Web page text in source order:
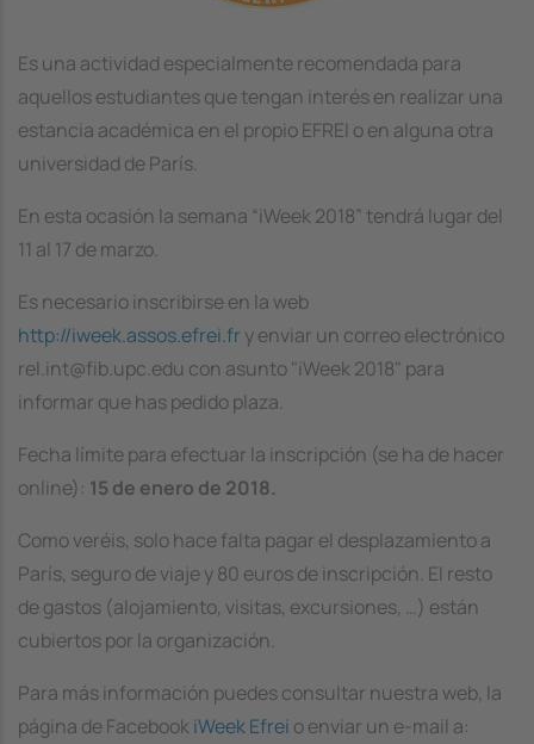
Es una actividad especialmente recomendada para
aquellos estudiantes que tengan interés en realizar una
estancia académica en el propio EFREI o en alguna otra
universidad de París.
En esta ocasión la semana “iWeek 2018” tendrá lugar del
11 al 17 de marzo.
Es necesario inscribirse en la web
http://iweek.assos.efrei.fr y enviar un correo electrónico
rel.int@fib.upc.edu con asunto "iWeek 2018" para
informar que has pedido plaza.
Fecha límite para efectuar la inscripción (se ha de hacer
online): 15 de enero de 2018.
Como veréis, solo hace falta pagar el desplazamiento a
París, seguro de viaje y 80 euros de inscripción. El resto
de gastos (alojamiento, visitas, excursiones, …) están
cubiertos por la organización.
Para más información puedes consultar nuestra web, la
página de FacebookiWeek Efrei o enviar un e-mail a: